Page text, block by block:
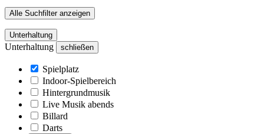
Alle Suchfilter anzeigen
Unterhaltung
Unterhaltung schließen
Spielplatz
Indoor-Spielbereich
Hintergrundmusik
Live Musik abends
Billard
Darts